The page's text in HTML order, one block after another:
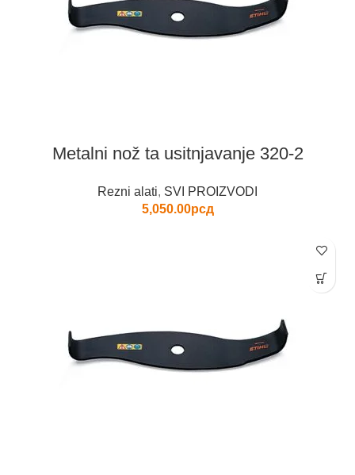
Metalni nož ta usitnjavanje 320-2
Rezni alati, SVI PROIZVODI
5,050.00рсд